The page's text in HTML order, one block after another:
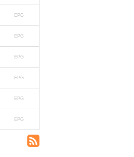
EPG
EPG
EPG
EPG
EPG
EPG